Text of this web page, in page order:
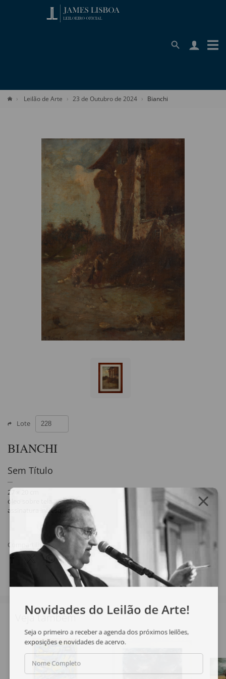
Leilão de Arte 23 de Outubro de 2024 Bianchi
Lote
BIANCHI
Sem Título
27 x 20 cm
óleo sobre tela
assinatura inf. esq.
Compartilhar
Veja também
Novidades do Leilão de Arte!
Seja o primeiro a receber a agenda dos próximos leilões,
exposições e novidades de acervo.
Nome Completo